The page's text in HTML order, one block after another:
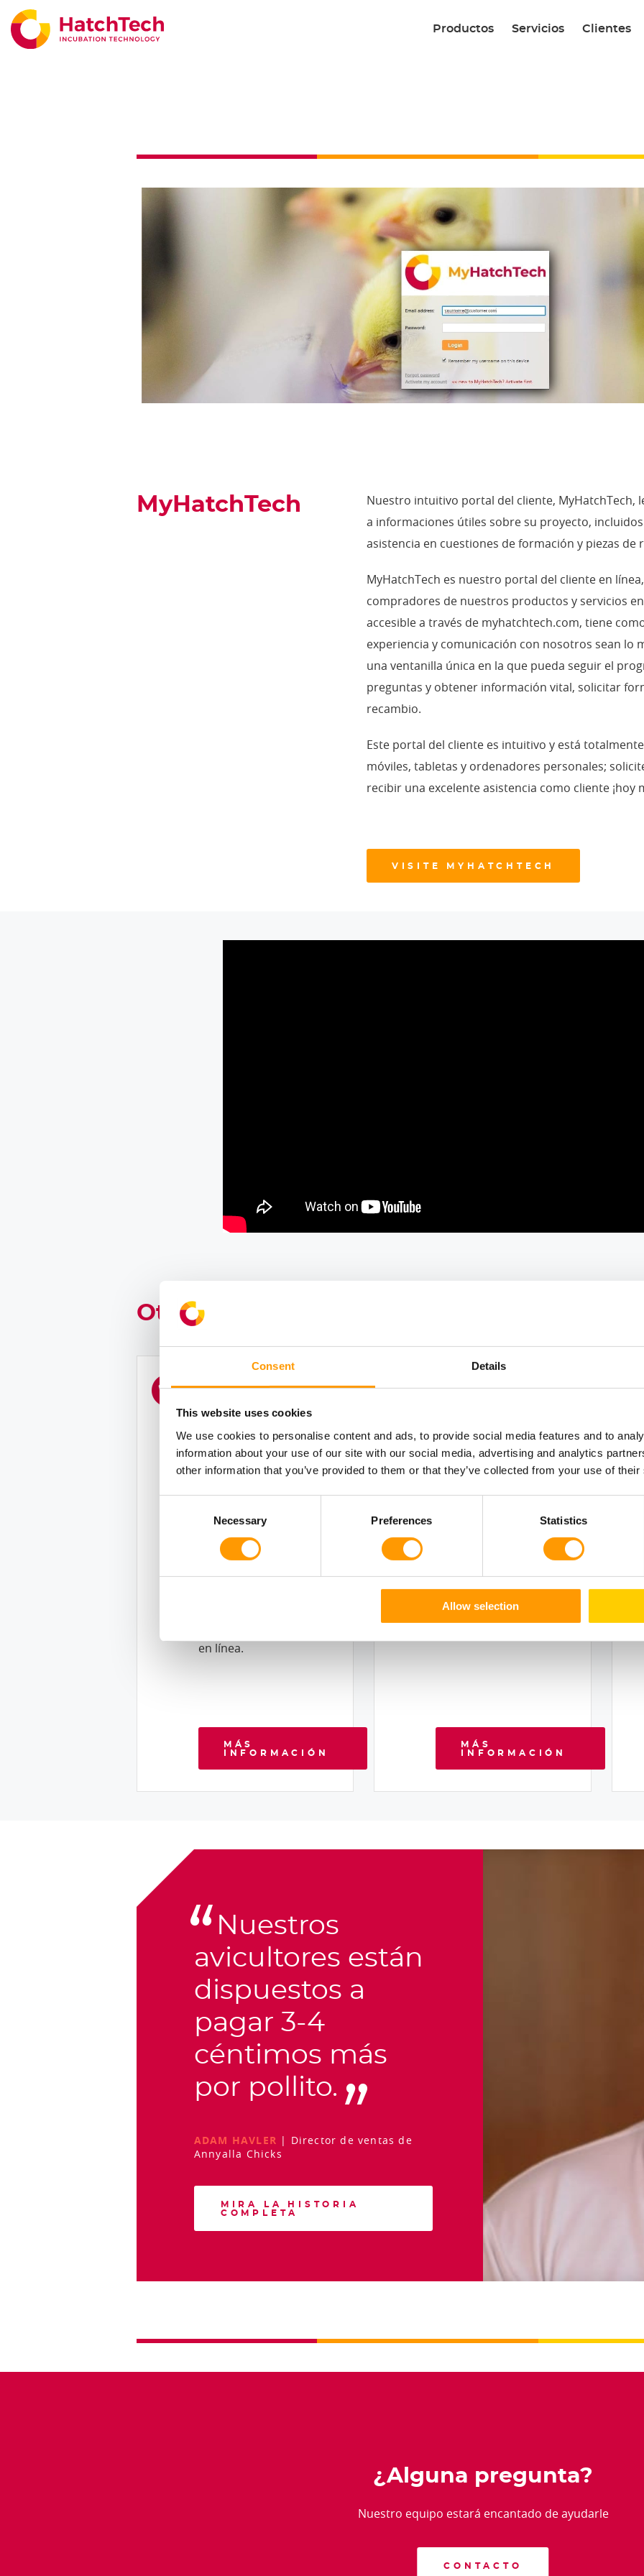
Consent Details
This website uses cookies
We use cookies to personalise content and ads, to provide social media features and to
information about your use of our site with our social media, advertising and analytics
other information that you’ve provided to them or that they’ve collected from your use of
Necessary Preferences Statistics
Allow selection
Productos Servicios Clientes
MyHatchTech
Nuestro intuitivo portal del cliente, MyHatchTech,
a informaciones útiles sobre su proyecto,
asistencia en cuestiones de formación y piezas de
MyHatchTech es nuestro portal del cliente en
compradores de nuestros productos y servicios
accesible a través de myhatchtech.com, tiene
experiencia y comunicación con nosotros sean lo
una ventanilla única en la que pueda seguir el
preguntas y obtener información vital, solicitar
recambio.
Este portal del cliente es intuitivo y está
móviles, tabletas y ordenadores personales;
recibir una excelente asistencia como cliente ¡hoy
VISITE MYHATCHTECH
Otros servicios
Piezas de
Los clientes de
HatchTech en todo el
mundo pueden encargar
piezas de recambio para
las incubadoras,
nacedoras y otros
equipos fácil y
en línea.
MÁS
INFORMACIÓN
Mantenimiento
diversas opciones a los
clientes, desde el
mantenimiento rutinario
de las máquinas hasta
personalizadas, así como
actualizaciones de
productos.
MÁS
INFORMACIÓN
Nuestros
avicultores están
dispuestos a
pagar 3-4
céntimos más
por pollito.
ADAM HAVLER | Director de ventas de
Annyalla Chicks
MIRA LA HISTORIA
COMPLETA
¿Alguna pregunta?
Nuestro equipo estará encantado de ayudarle
CONTACTO